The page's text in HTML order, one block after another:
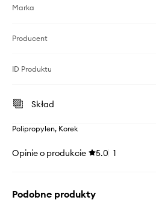
Marka
Producent
ID Produktu
Skład
Polipropylen, Korek
Opinie o produkcie 5.0 1
Podobne produkty